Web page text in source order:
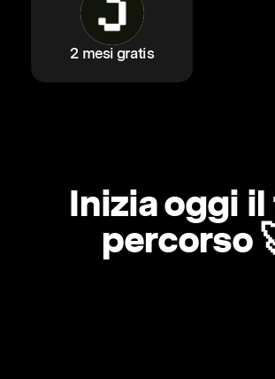
2 mesi gratis
Inizia oggi
percorso